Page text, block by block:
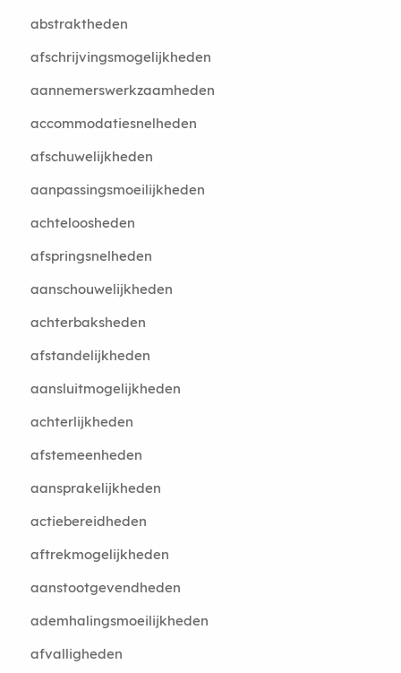
abstraktheden
afschrijvingsmogelijkheden
aannemerswerkzaamheden
accommodatiesnelheden
afschuwelijkheden
aanpassingsmoeilijkheden
achteloosheden
afspringsnelheden
aanschouwelijkheden
achterbaksheden
afstandelijkheden
aansluitmogelijkheden
achterlijkheden
afstemeenheden
aansprakelijkheden
actiebereidheden
aftrekmogelijkheden
aanstootgevendheden
ademhalingsmoeilijkheden
afvalligheden